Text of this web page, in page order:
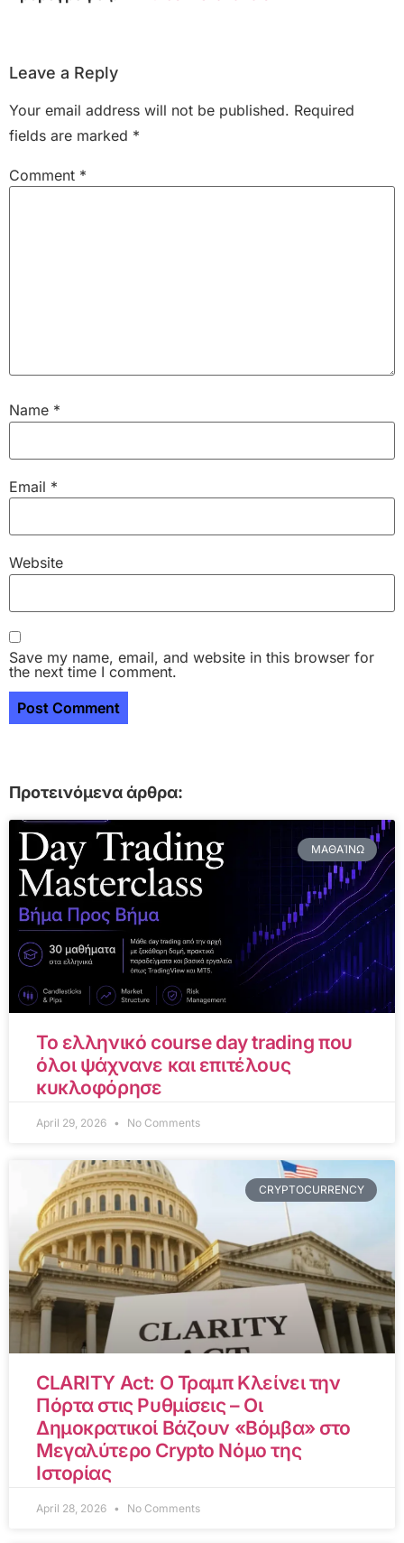
Leave a Reply
Your email address will not be published. Required
fields are marked *
Comment *
Name *
Email *
Website
Save my name, email, and website in this browser for
the next time I comment.
Προτεινόμενα άρθρα:
ΜΑΘΑΊΝΩ
Το ελληνικό course day trading που
όλοι ψάχνανε και επιτέλους
κυκλοφόρησε
April 29, 2026 No Comments
CRYPTOCURRENCY
CLARITY Act: Ο Τραμπ Κλείνει την
Πόρτα στις Ρυθμίσεις – Οι
Δημοκρατικοί Βάζουν «Βόμβα» στο
Μεγαλύτερο Crypto Νόμο της
Ιστορίας
April 28, 2026 No Comments